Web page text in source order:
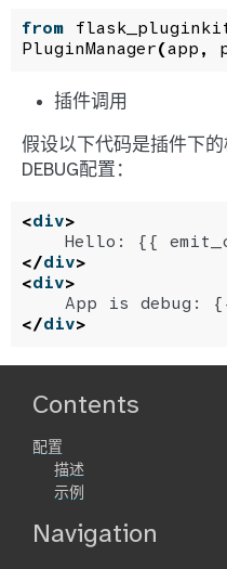
from
PluginManager(app ,
插件调用
假设以下代码是插件下的
DEBUG配置：
<div>
</div>
<div>
</div>
Contents
配置
描述
示例
Navigation